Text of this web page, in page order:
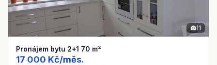
11
Pronájem bytu 2+1 70 m²
17 000 Kč/měs.